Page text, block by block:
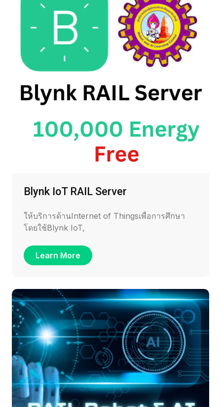
Blynk IoT RAIL Server
ให้บริการด้านInternet of Thingsเพื่อการศึกษา
โดยใช้Blynk IoT,
Learn More